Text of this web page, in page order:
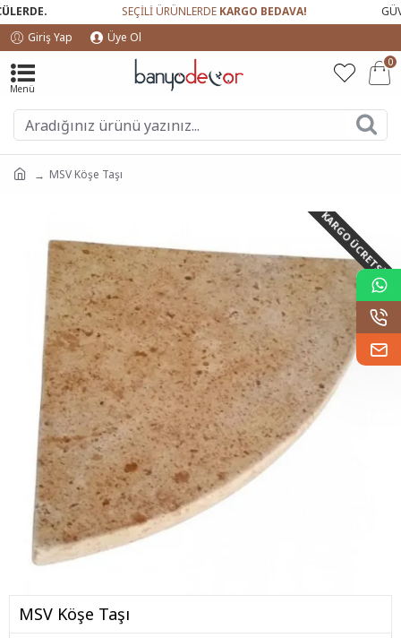
SEÇİLİ ÜRÜNLERDEKARGO BEDAVA!
Giriş Yap
Üye Ol
0
MSV Köşe Taşı
KARGO ÜCRETSIZ!
MSV Köşe Taşı